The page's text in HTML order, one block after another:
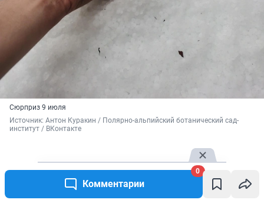
Комментарии
0
Сюрприз 9 июля
Источник: Антон Куракин / Полярно-альпийский ботанический сад-
институт / ВКонтакте